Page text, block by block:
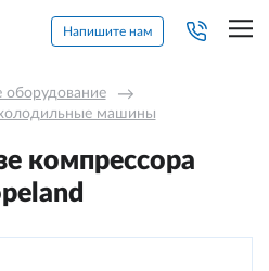
Напишите нам
оборудование →
машины
компрессора